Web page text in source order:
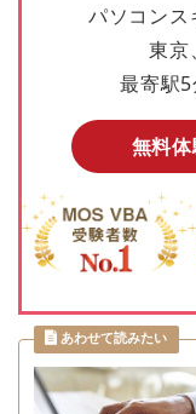
パソコンス
東京
最寄駅
無料